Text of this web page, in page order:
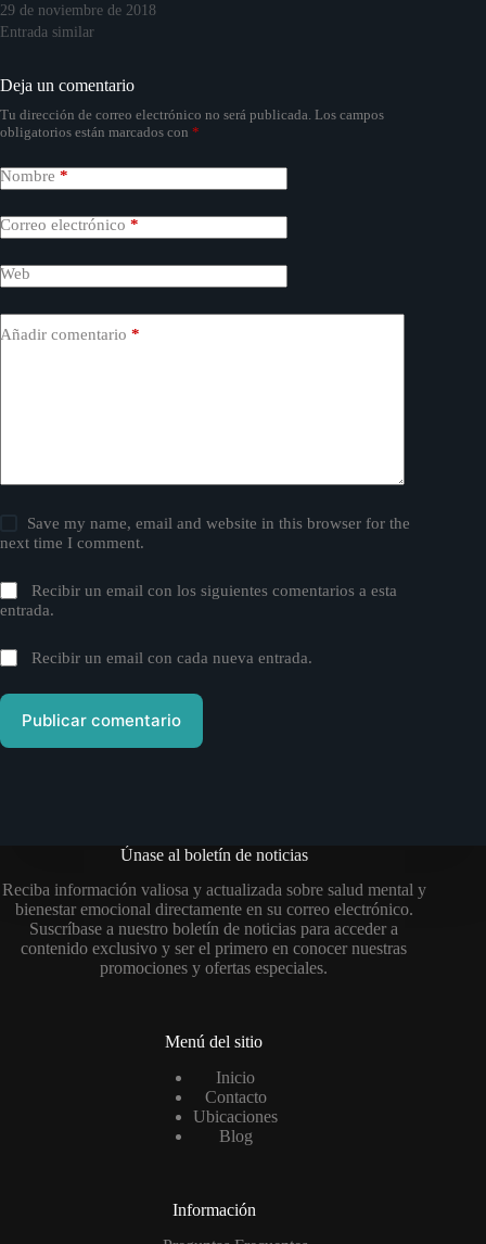
29 de noviembre de 2018
Entrada similar
Deja un comentario
Tu dirección de correo electrónico no será publicada. Los campos
obligatorios están marcados con *
Nombre *
Correo electrónico *
Web
Añadir comentario *
Save my name, email and website in this browser for the
next time I comment.
Recibir un email con los siguientes comentarios a esta
entrada.
Recibir un email con cada nueva entrada.
Publicar comentario
Únase al boletín de noticias
Reciba información valiosa y actualizada sobre salud mental y
bienestar emocional directamente en su correo electrónico.
Suscríbase a nuestro boletín de noticias para acceder a
contenido exclusivo y ser el primero en conocer nuestras
promociones y ofertas especiales.
Menú del sitio
Inicio
Contacto
Ubicaciones
Blog
Información